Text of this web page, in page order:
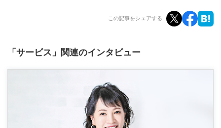
この記事をシェアする
「サービス」関連のインタビュー